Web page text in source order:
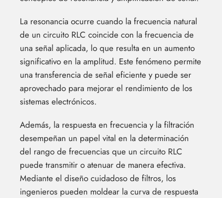
La resonancia ocurre cuando la frecuencia natural
de un circuito RLC coincide con la frecuencia de
una señal aplicada, lo que resulta en un aumento
significativo en la amplitud. Este fenómeno permite
una transferencia de señal eficiente y puede ser
aprovechado para mejorar el rendimiento de los
sistemas electrónicos.
Además, la respuesta en frecuencia y la filtración
desempeñan un papel vital en la determinación
del rango de frecuencias que un circuito RLC
puede transmitir o atenuar de manera efectiva.
Mediante el diseño cuidadoso de filtros, los
ingenieros pueden moldear la curva de respuesta